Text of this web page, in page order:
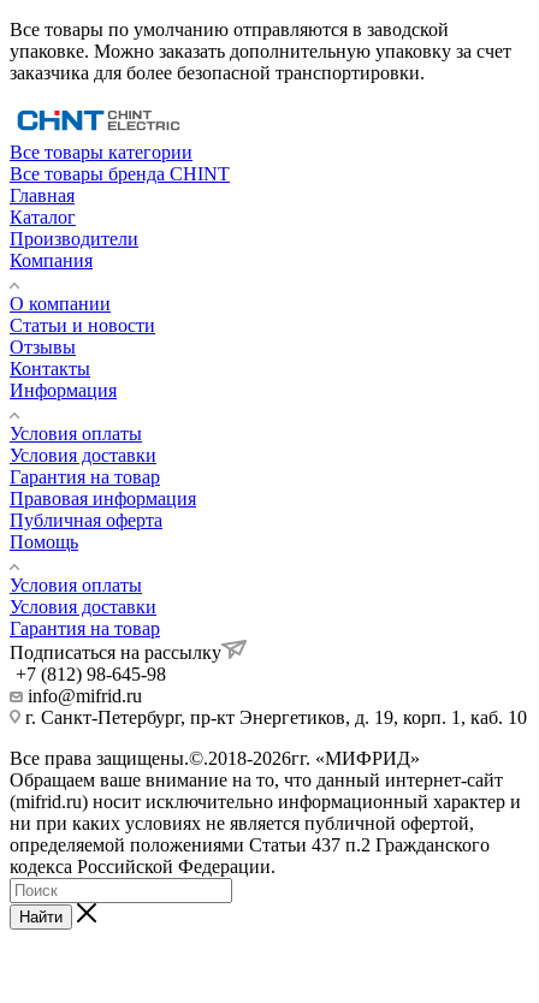
Все товары по умолчанию отправляются в заводской
упаковке. Можно заказать дополнительную упаковку за счет
заказчика для более безопасной транспортировки.
Все товары категории
Все товары бренда CHINT
Главная
Каталог
Производители
Компания
О компании
Статьи и новости
Отзывы
Контакты
Информация
Условия оплаты
Условия доставки
Гарантия на товар
Правовая информация
Публичная оферта
Помощь
Условия оплаты
Условия доставки
Гарантия на товар
Подписаться на рассылку
+7 (812) 98-645-98
info@mifrid.ru
г. Санкт-Петербург, пр-кт Энергетиков, д. 19, корп. 1, каб. 10
Все права защищены.©.2018-2026гг. «МИФРИД»
Обращаем ваше внимание на то, что данный интернет-сайт
(mifrid.ru) носит исключительно информационный характер и
ни при каких условиях не является публичной офертой,
определяемой положениями Статьи 437 п.2 Гражданского
кодекса Российской Федерации.
Найти